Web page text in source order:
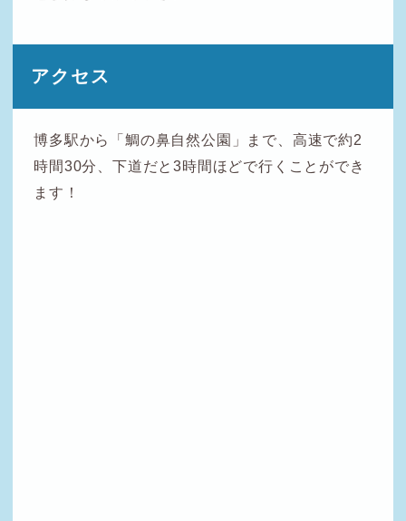
アクセス
博多駅から「鯛の鼻自然公園」まで、高速で約2
時間30分、下道だと3時間ほどで行くことができ
ます！